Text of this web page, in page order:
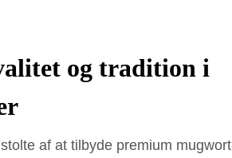
og tradition i
af at tilbyde premium